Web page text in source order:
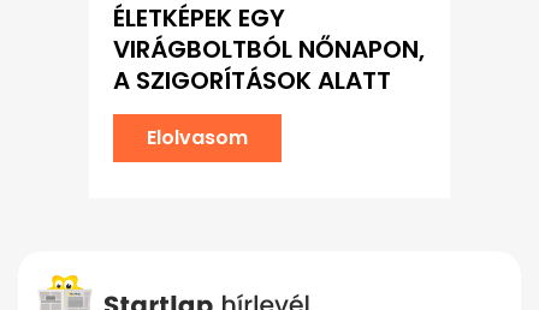
ÉLETKÉPEK EGY
VIRÁGBOLTBÓL NŐNAPON,
A SZIGORÍTÁSOK ALATT
Elolvasom